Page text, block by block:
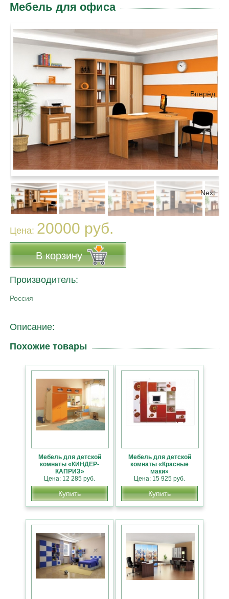
Мебель для офиса
Вперёд
Next
Цена: 20000 руб.
В корзину
Производитель:
Россия
Описание:
Похожие товары
Мебель для детской
комнаты «КИНДЕР-
КАПРИЗ»
Цена: 12 285 руб.
Купить
Мебель для детской
комнаты «Красные
маки»
Цена: 15 925 руб.
Купить